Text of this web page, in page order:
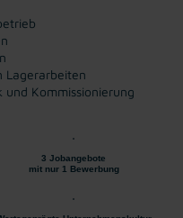
Lagerarbeiten
Kommissionierung
3 Jobangebote
mit nur 1 Bewerbung